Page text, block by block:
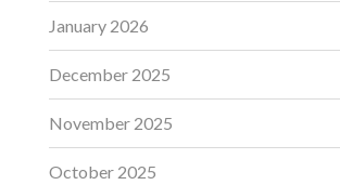
January 2026
December 2025
November 2025
October 2025